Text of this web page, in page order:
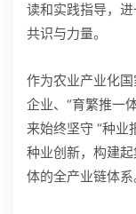
读和实践指导，
共识与力量。
作为农业产业化
企业、“育繁推一
来始终坚守 “种业
种业创新，构建
体的全产业链体系